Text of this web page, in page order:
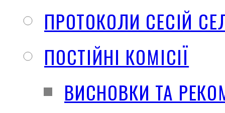
ПРОТОКОЛИ СЕСІЙ
ПОСТІЙНІ КОМІСІЇ
ВИСНОВКИ ТА